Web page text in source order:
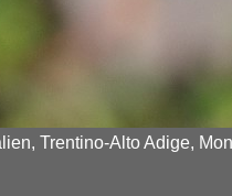
Trentino-Alto Adige,